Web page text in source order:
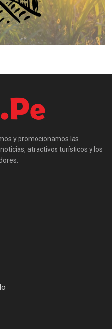
y promocionamos las
atractivos turísticos y los